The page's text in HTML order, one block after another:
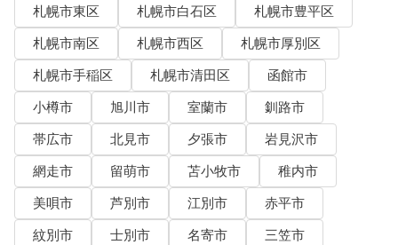
札幌市東区 札幌市白石区
札幌市豊平区
札幌市南区
札幌市西区
札幌市厚別区
札幌市手稲区
札幌市清田区
函館市
小樽市
旭川市 室蘭市
釧路市
帯広市
北見市 夕張市
岩見沢市
網走市
留萌市 苫小牧市
稚内市
美唄市
芦別市 江別市
赤平市
紋別市
士別市 名寄市
三笠市